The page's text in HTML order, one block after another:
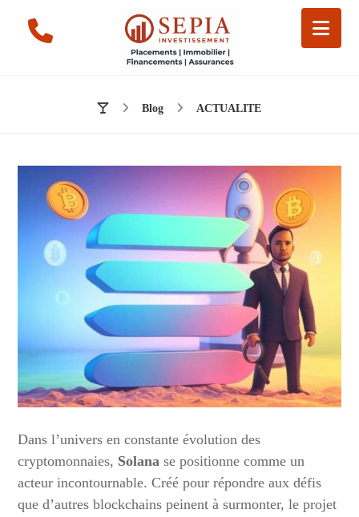
Blog ACTUALITE
Dans l’univers en constante évolution des
cryptomonnaies, Solana se positionne comme un
acteur incontournable. Créé pour répondre aux défis
que d’autres blockchains peinent à surmonter, le projet